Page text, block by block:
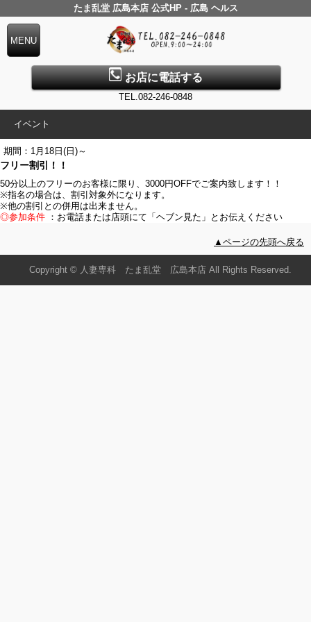
たま乱堂 広島本店 公式HP - 広島 ヘルス
お店に電話する
TEL.082-246-0848
イベント
期間：1月18日(日)～
フリー割引！！
50分以上のフリーのお客様に限り、3000円OFFでご案内致します！！
※指名の場合は、割引対象外になります。
※他の割引との併用は出来ません。
◎参加条件 ：お電話または店頭にて「ヘブン見た」とお伝えください
▲ページの先頭へ戻る
Copyright © 人妻専科 たま乱堂 広島本店 All Rights Reserved.